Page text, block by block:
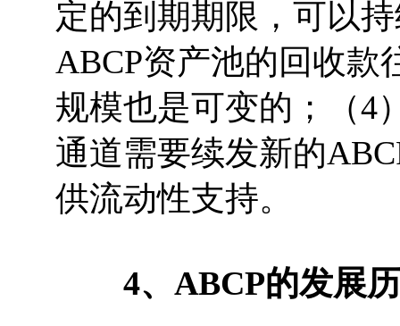
定的到期期限，可以
ABCP资产池的回收款
规模也是可变的；（4
通道需要续发新的
供流动性支持。
4、ABCP的发展